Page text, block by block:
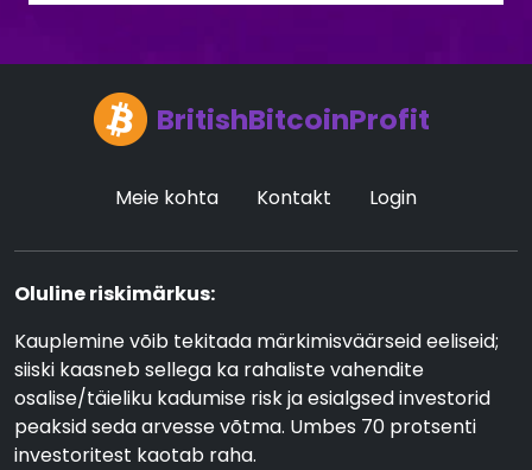
BritishBitcoinProfit
Meie kohta Kontakt Login
Oluline riskimärkus:
Kauplemine võib tekitada märkimisväärseid eeliseid;
siiski kaasneb sellega ka rahaliste vahendite
osalise/täieliku kadumise risk ja esialgsed investorid
peaksid seda arvesse võtma. Umbes 70 protsenti
investoritest kaotab raha.